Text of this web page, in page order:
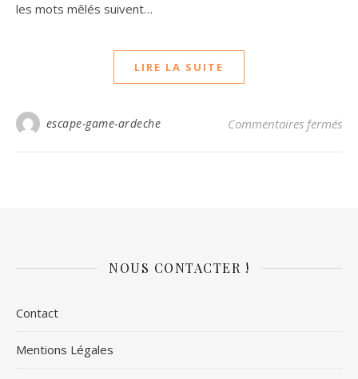
les mots mêlés suivent…
LIRE LA SUITE
escape-game-ardeche Commentaires fermés
NOUS CONTACTER !
Contact
Mentions Légales